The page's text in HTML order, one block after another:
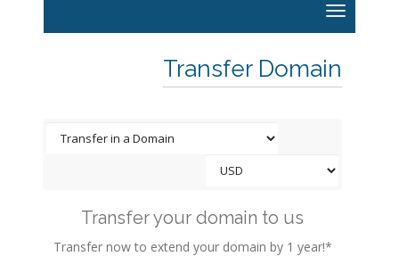
Transfer Domain
Transfer your domain to us
Transfer now to extend your domain by 1 year!*